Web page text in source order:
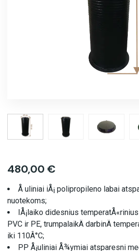
480,00 €
Å uliniai iÅ¡ polipropileno labai
nuotekoms;
IÅ¡laiko didesnius
PVC ir PE, trumpalaikÄ darbinÄ
iki 110Â°C;
PP Å¡uliniai Å¾ymiai atsparesni